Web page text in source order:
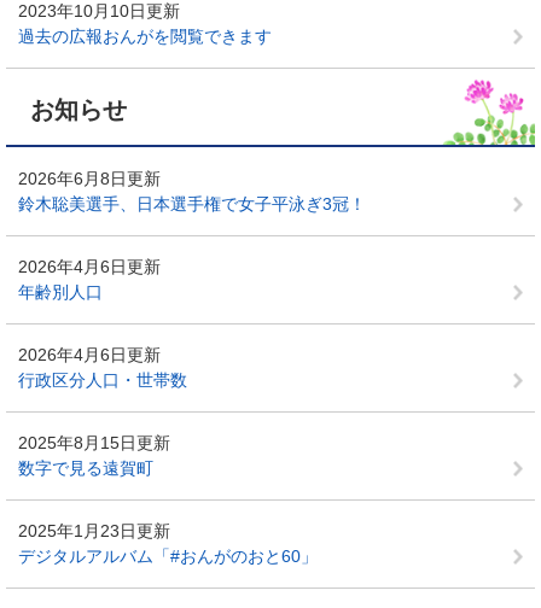
2023年10月10日更新
過去の広報おんがを閲覧できます
お知らせ
2026年6月8日更新
鈴木聡美選手、日本選手権で女子平泳ぎ3冠！
2026年4月6日更新
年齢別人口
2026年4月6日更新
行政区分人口・世帯数
2025年8月15日更新
数字で見る遠賀町
2025年1月23日更新
デジタルアルバム「#おんがのおと60」